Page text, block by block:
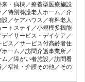
来・病棟／療養型医療施設
／特別養護老人ホーム／介
／ケアハウス／有料老人
ートステイ／小規模多機能
イサービス・デイケア／
ビス／サービス付高齢者住
ーム／訪問介護事業所／
ム／障がい者施設／訪問看
／福祉・介護その他／その